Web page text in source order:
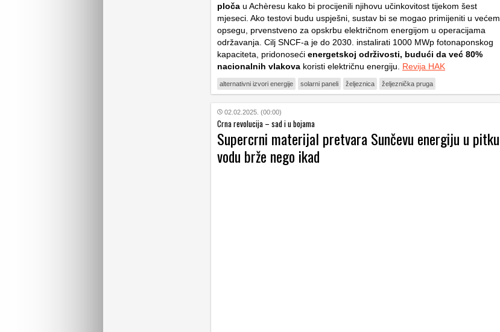
ploča u Achèresu kako bi procijenili njihovu učinkovitost tijekom šest
mjeseci. Ako testovi budu uspješni, sustav bi se mogao primijeniti u većem
opsegu, prvenstveno za opskrbu električnom energijom u operacijama
održavanja. Cilj SNCF-a je do 2030. instalirati 1000 MWp fotonaponskog
kapaciteta, pridonoseći energetskoj održivosti, budući da već 80%
nacionalnih vlakova koristi električnu energiju. Revija HAK
alternativni izvori energije solarni paneli željeznica željeznička pruga
02.02.2025. (00:00)
Crna revolucija – sad i u bojama
Supercrni materijal pretvara Sunčevu energiju u pitku
vodu brže nego ikad